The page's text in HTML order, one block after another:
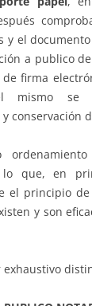
y el
a publico
firma
mismo se
y conservación
que, en
el principio
y son
exhaustivo